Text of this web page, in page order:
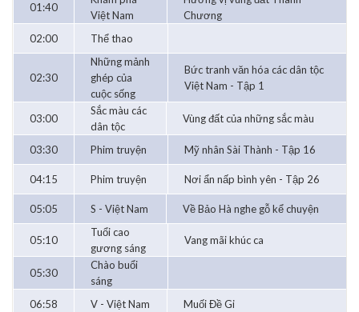
01:40
Việt Nam
Chương
02:00
Thể thao
02:30
Những mảnh
ghép của
cuộc sống
Bức tranh văn hóa các dân tộc
Việt Nam - Tập 1
03:00
Sắc màu các
dân tộc
Vùng đất của những sắc màu
03:30 Phim truyện Mỹ nhân Sài Thành - Tập 16
04:15 Phim truyện Nơi ẩn nấp bình yên - Tập 26
05:05 S - Việt Nam Về Bảo Hà nghe gỗ kể chuyện
05:10
Tuổi cao
gương sáng
Vang mãi khúc ca
05:30
Chào buổi
sáng
06:58
V - Việt Nam Muối Đề Gi